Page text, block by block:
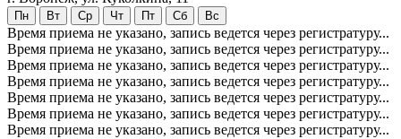
Пн Вт Ср Чт Пт Сб Вс
Время приема не указано, запись ведется через регистратуру...
Время приема не указано, запись ведется через регистратуру...
Время приема не указано, запись ведется через регистратуру...
Время приема не указано, запись ведется через регистратуру...
Время приема не указано, запись ведется через регистратуру...
Время приема не указано, запись ведется через регистратуру...
Время приема не указано, запись ведется через регистратуру...